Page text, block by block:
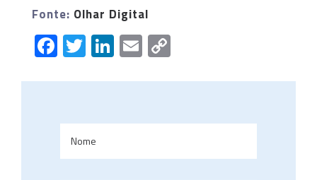
Fonte: Olhar Digital
Facebook
Twitter
LinkedIn
Email